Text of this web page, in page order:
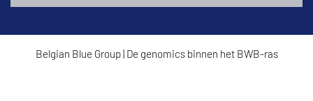
Belgian Blue Group| De genomics binnen het BWB-ras